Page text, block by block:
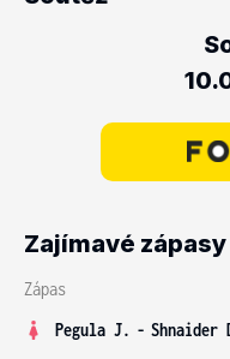
Zajímavé zápasy
Zápas
Pegula J. - Shnaider